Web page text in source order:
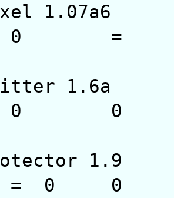
= =
1
0
=
0 0 =